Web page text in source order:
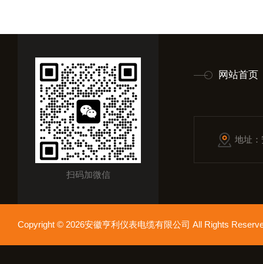
扫码加微信
网站首页
地址
Copyright © 2026安徽亨利仪表电缆有限公司 All Rights